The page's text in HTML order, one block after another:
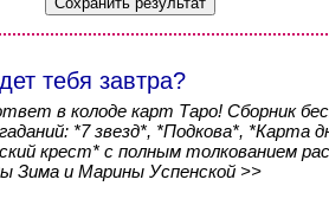
тебя завтра?
в колоде карт Таро! Сборник
*7 звезд*, *Подкова*, *Карта
крест* с полным толкованием
Зима и Марины Успенской >>